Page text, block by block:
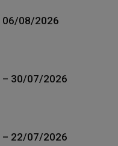
06/08/2026
– 30/07/2026
– 22/07/2026